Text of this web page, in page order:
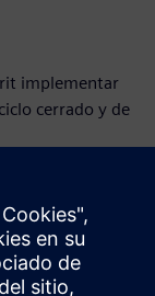
implementar
cerrado y de